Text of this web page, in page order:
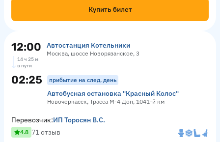
Купить билет
12:00 Автостанция Котельники
Москва, шоссе Новорязанское, 3
14 ч 25 м
в пути
02:25 прибытие на след. день
Автобусная остановка "Красный Колос"
Новочеркасск, Трасса М-4 Дон, 1041-й км
Перевозчик:ИП Торосян В.С.
4.8 71 отзыв